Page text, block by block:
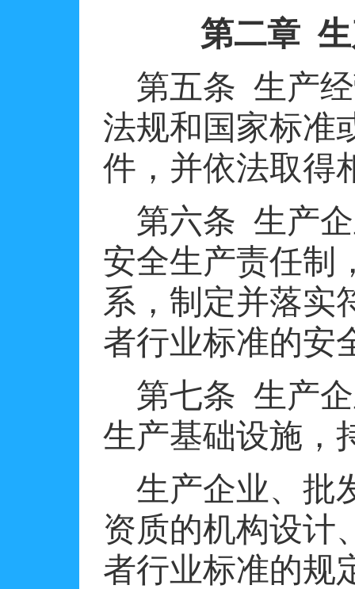
第二章
第五条 生产
法规和国家标准
件，并依法取得
第六条 生产
安全生产责任制
系，制定并落实
者行业标准的安
第七条 生产
生产基础设施，
生产企业、批
资质的机构设计
者行业标准的规